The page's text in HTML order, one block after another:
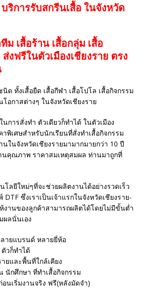
ริการรับสกรีนเสื้อ ในจังหวัด
ม เสื้อร้าน เสื้อกลุ่ม เสื้อ
ส่งฟรีในตัวเมืองเชียงราย ตรง
ด ทั้งเสื้อยืด เสื้อกีฬา เสื้อโปโล เสื้อกิจกรรม
โอกาสต่างๆ ในจังหวัดเชียงราย
การสั่งทำ ตัวเดียวก็ทำได้ ในตัวเมือง
าพิเศษสำหรับนักเรียนที่สั่งทำเสื้อกิจกรรม
ในจังหวัดเชียงรายมามากมายกว่า 10 ปี
นคุณภาพ ราคาสมเหตุสมผล ท่านมาถูกที่
โลยีใหม่ๆที่จะช่วยผลิตงานได้อย่างรวดเร็ว
DTF ซึ่งเราเป็นเจ้าแรกในจังหวัดเชียงราย-
งานของลูกค้าสามารถผลิตได้โดยไม่มีขั้นต่ำ
ผลนั่นเอง
ายแบรนด์ หลายยี่ห้อ
วก็ทำได้
ยและพื้นที่ใกล้เคียง
นักศึกษา ที่ทำเสื้อกิจกรรม
นเริ่มงานจริง ฟรี(หลังมัดจำ)